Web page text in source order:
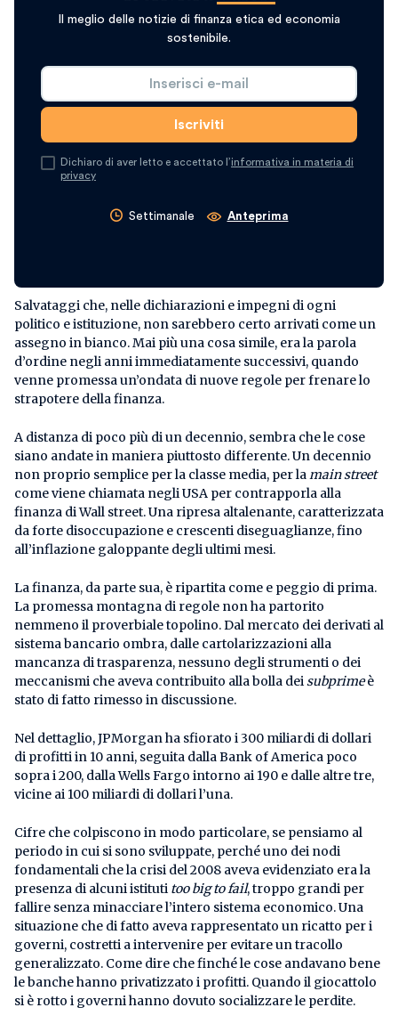
Il meglio delle notizie di finanza etica ed economia
sostenibile.
Dichiaro di aver letto e accettato l’informativa in materia di
privacy
Settimanale Anteprima
Salvataggi che, nelle dichiarazioni e impegni di ogni
politico e istituzione, non sarebbero certo arrivati come un
assegno in bianco. Mai più una cosa simile, era la parola
d’ordine negli anni immediatamente successivi, quando
venne promessa un’ondata di nuove regole per frenare lo
strapotere della finanza.
A distanza di poco più di un decennio, sembra che le cose
siano andate in maniera piuttosto differente. Un decennio
non proprio semplice per la classe media, per lamain street
come viene chiamata negli USA per contrapporla alla
finanza di Wall street. Una ripresa altalenante, caratterizzata
da forte disoccupazione e crescenti diseguaglianze, fino
all’inflazione galoppante degli ultimi mesi.
La finanza, da parte sua, è ripartita come e peggio di prima.
La promessa montagna di regole non ha partorito
nemmeno il proverbiale topolino. Dal mercato dei derivati al
sistema bancario ombra, dalle cartolarizzazioni alla
mancanza di trasparenza, nessuno degli strumenti o dei
meccanismi che aveva contribuito alla bolla deisubprimeè
stato di fatto rimesso in discussione.
Nel dettaglio, JPMorgan ha sfiorato i 300 miliardi di dollari
di profitti in 10 anni, seguita dalla Bank of America poco
sopra i 200, dalla Wells Fargo intorno ai 190 e dalle altre tre,
vicine ai 100 miliardi di dollari l’una.
Cifre che colpiscono in modo particolare, se pensiamo al
periodo in cui si sono sviluppate, perché uno dei nodi
fondamentali che la crisi del 2008 aveva evidenziato era la
presenza di alcuni istituti too big to fail, troppo grandi per
fallire senza minacciare l’intero sistema economico. Una
situazione che di fatto aveva rappresentato un ricatto per i
governi, costretti a intervenire per evitare un tracollo
generalizzato. Come dire che finché le cose andavano bene
le banche hanno privatizzato i profitti. Quando il giocattolo
si è rotto i governi hanno dovuto socializzare le perdite.